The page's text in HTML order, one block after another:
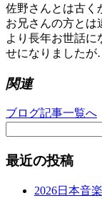
佐野さんとは古く
お兄さんの方とは
より長年お世話に
せになりました
関連
ブログ記事一覧へ
最近の投稿
2026日本音